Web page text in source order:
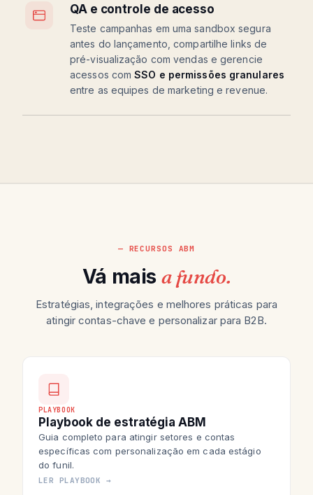
QA e controle de acesso
Teste campanhas em uma sandbox segura
antes do lançamento, compartilhe links de
pré-visualização com vendas e gerencie
acessos comSSO e permissões granulares
entre as equipes de marketing e revenue.
— RECURSOS ABM
Vá mais a fundo.
Estratégias, integrações e melhores práticas para
atingir contas-chave e personalizar para B2B.
PLAYBOOK
Playbook de estratégia ABM
Guia completo para atingir setores e contas
específicas com personalização em cada estágio
do funil.
LER PLAYBOOK →